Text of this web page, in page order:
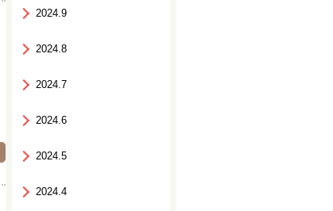
2024.9
2024.8
2024.7
2024.6
2024.5
2024.4